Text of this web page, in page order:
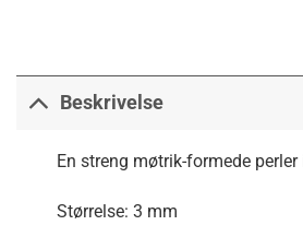
Beskrivelse
En streng møtrik-formede
Størrelse: 3 mm